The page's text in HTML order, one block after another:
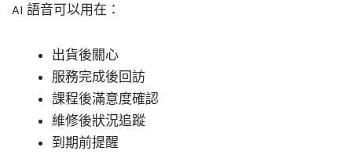
AI 語音可以用在：
出貨後關心
服務完成後回訪
課程後滿意度確認
維修後狀況追蹤
到期前提醒